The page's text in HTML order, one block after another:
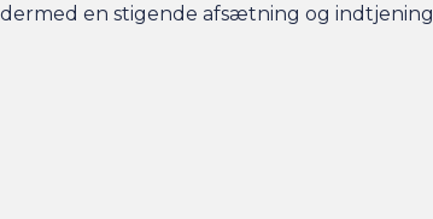
dermed en stigende afsætning og